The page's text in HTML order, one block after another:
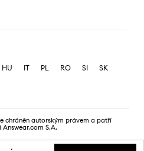
HU IT PL RO SI
SK
chráněn autorským právem a patří
S.A.